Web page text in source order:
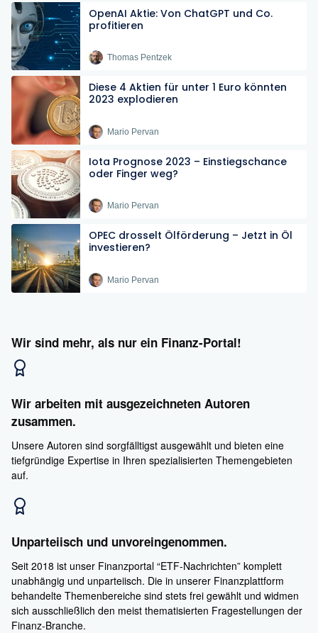
OpenAI Aktie: Von ChatGPT und Co.
profitieren
Thomas Pentzek
Diese 4 Aktien für unter 1 Euro könnten
2023 explodieren
Mario Pervan
Iota Prognose 2023 – Einstiegschance
oder Finger weg?
Mario Pervan
OPEC drosselt Ölförderung – Jetzt in Öl
investieren?
Mario Pervan
Wir sind mehr, als nur ein Finanz-Portal!
Wir arbeiten mit ausgezeichneten Autoren
zusammen.
Unsere Autoren sind sorgfälltigst ausgewählt und bieten eine
tiefgründige Expertise in Ihren spezialisierten Themengebieten
auf.
Unparteiisch und unvoreingenommen.
Seit 2018 ist unser Finanzportal “ETF-Nachrichten” komplett
unabhängig und unparteiisch. Die in unserer Finanzplattform
behandelte Themenbereiche sind stets frei gewählt und widmen
sich ausschließlich den meist thematisierten Fragestellungen der
Finanz-Branche.